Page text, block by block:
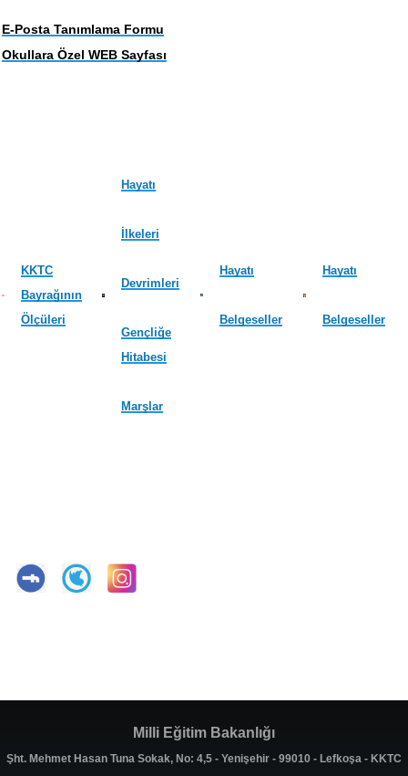
E-Posta Tanımlama Formu
Okullara Özel WEB Sayfası
KKTC
Bayrağının
Ölçüleri
Hayatı
İlkeleri
Devrimleri
Gençliğe
Hitabesi
Marşlar
Hayatı
Belgeseller
Hayatı
Belgeseller
Milli Eğitim Bakanlığı
Şht. Mehmet Hasan Tuna Sokak, No: 4,5 - Yenişehir - 99010 - Lefkoşa - KKTC